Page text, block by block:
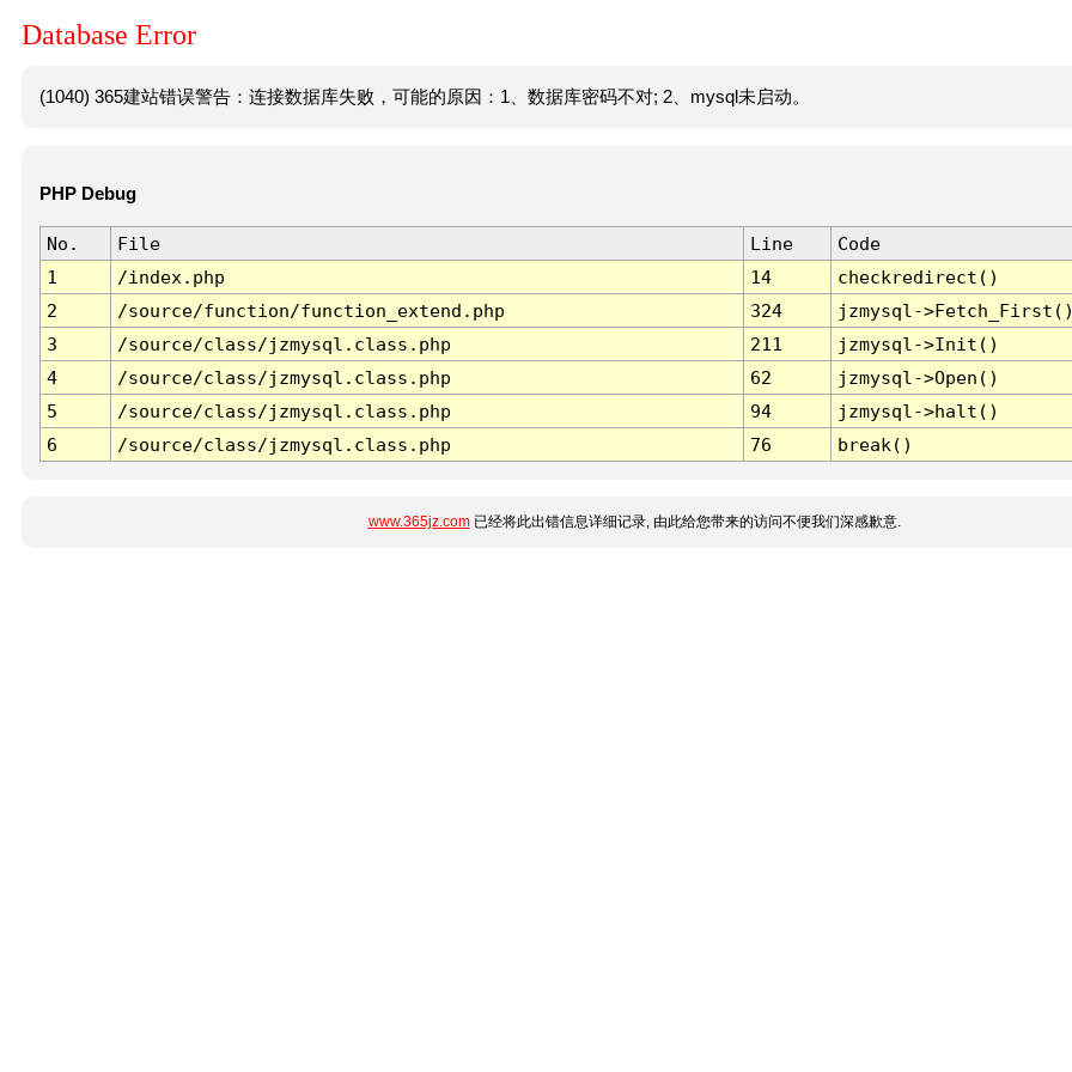
Database Error
(1040) 365建站错误警告：连接数据库失败，可能的原因：1、数据库密码不对; 2、mysql未启动。
PHP Debug
No. File Line
Code
1
/index.php 14
checkredirect()
2
/source/function/function_extend.php 324
jzmysql-
3
/source/class/jzmysql.class.php 211
jzmysql->Init()
4
/source/class/jzmysql.class.php 62
jzmysql->Open()
5
/source/class/jzmysql.class.php 94
jzmysql->halt()
6
/source/class/jzmysql.class.php 76 break()
www.365jz.com已经将此出错信息详细记录, 由此给您带来的访问不便我们深感歉意.